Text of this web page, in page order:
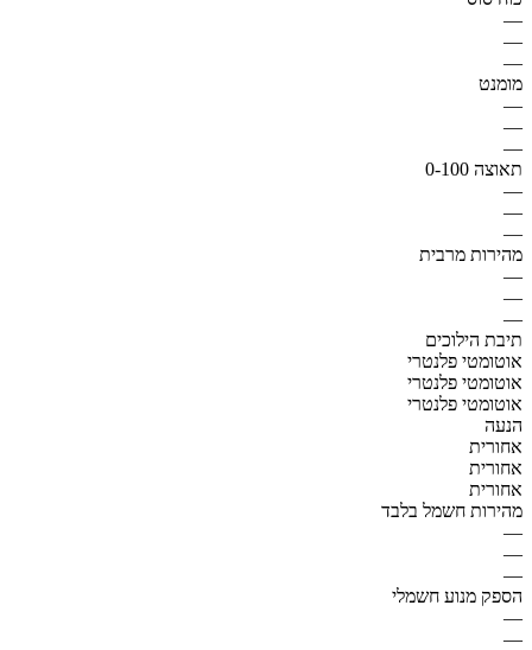
—
—
—
מומנט
—
—
—
תאוצה 0-100
—
—
—
מהירות מרבית
—
—
—
תיבת הילוכים
אוטומטי פלנטרי
אוטומטי פלנטרי
אוטומטי פלנטרי
הנעה
אחורית
אחורית
אחורית
מהירות חשמל בלבד
—
—
—
הספק מנוע חשמלי
—
—